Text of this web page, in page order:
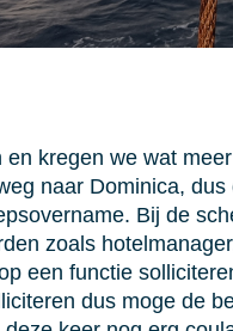
kregen we wat
naar Dominica,
Bij de
zoals
een functie
dus moge de